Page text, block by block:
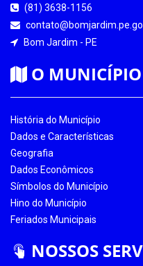
(81) 3638-1156
Bom Jardim - PE
O MUNICÍPIO
História do Município
Dados e Características
Geografia
Dados Econômicos
Símbolos do Município
Hino do Município
Feriados Municipais
NOSSOS